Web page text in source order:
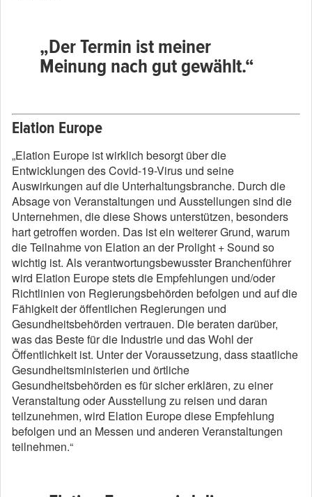
„Der Termin ist meiner
Meinung nach gut gewählt.“
Elation Europe
„Elation Europe ist wirklich besorgt über die
Entwicklungen des Covid-19-Virus und seine
Auswirkungen auf die Unterhaltungsbranche. Durch die
Absage von Veranstaltungen und Ausstellungen sind die
Unternehmen, die diese Shows unterstützen, besonders
hart getroffen worden. Das ist ein weiterer Grund, warum
die Teilnahme von Elation an der Prolight + Sound so
wichtig ist. Als verantwortungsbewusster Branchenführer
wird Elation Europe stets die Empfehlungen und/oder
Richtlinien von Regierungsbehörden befolgen und auf die
Fähigkeit der öffentlichen Regierungen und
Gesundheitsbehörden vertrauen. Die beraten darüber,
was das Beste für die Industrie und das Wohl der
Öffentlichkeit ist. Unter der Voraussetzung, dass staatliche
Gesundheitsministerien und örtliche
Gesundheitsbehörden es für sicher erklären, zu einer
Veranstaltung oder Ausstellung zu reisen und daran
teilzunehmen, wird Elation Europe diese Empfehlung
befolgen und an Messen und anderen Veranstaltungen
teilnehmen.“